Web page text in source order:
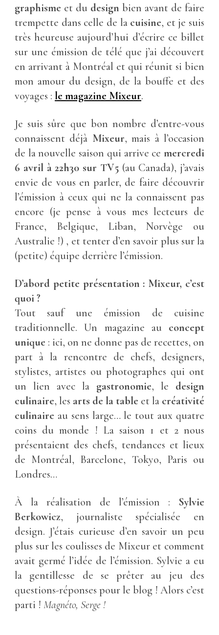
graphisme et du design bien avant de faire
trempette dans celle de la cuisine, et je suis
très heureuse aujourd’hui d’écrire ce billet
sur une émission de télé que j’ai découvert
en arrivant à Montréal et qui réunit si bien
mon amour du design, de la bouffe et des
voyages : le magazine Mixeur.
Je suis sûre que bon nombre d’entre-vous
connaissent déjà Mixeur, mais à l’occasion
de la nouvelle saison qui arrive ce mercredi
6 avril à 22h30 sur TV5(au Canada), j’avais
envie de vous en parler, de faire découvrir
l’émission à ceux qui ne la connaissent pas
encore (je pense à vous mes lecteurs de
France, Belgique, Liban, Norvège ou
Australie !) , et tenter d’en savoir plus sur la
(petite) équipe derrière l’émission.
D’abord petite présentation : Mixeur, c’est
quoi ?
Tout sauf une émission de cuisine
traditionnelle. Un magazine au concept
unique : ici, on ne donne pas de recettes, on
part à la rencontre de chefs, designers,
stylistes, artistes ou photographes qui ont
un lien avec la gastronomie, le design
culinaire, les arts de la table et la créativité
culinaire au sens large… le tout aux quatre
coins du monde ! La saison 1 et 2 nous
présentaient des chefs, tendances et lieux
de Montréal, Barcelone, Tokyo, Paris ou
Londres…
À la réalisation de l’émission : Sylvie
Berkowicz, journaliste spécialisée en
design. J’étais curieuse d’en savoir un peu
plus sur les coulisses de Mixeur et comment
avait germé l’idée de l’émission. Sylvie a eu
la gentillesse de se prêter au jeu des
questions-réponses pour le blog ! Alors c’est
parti ! Magnéto, Serge !